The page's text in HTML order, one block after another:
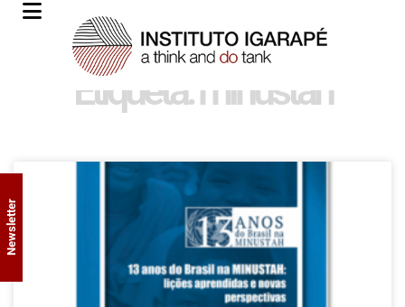
Etiqueta: minustah
Newsletter